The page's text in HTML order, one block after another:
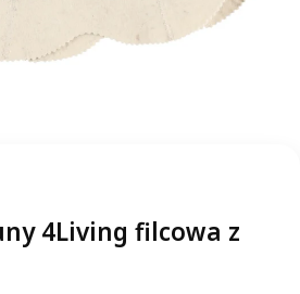
4Living filcowa z